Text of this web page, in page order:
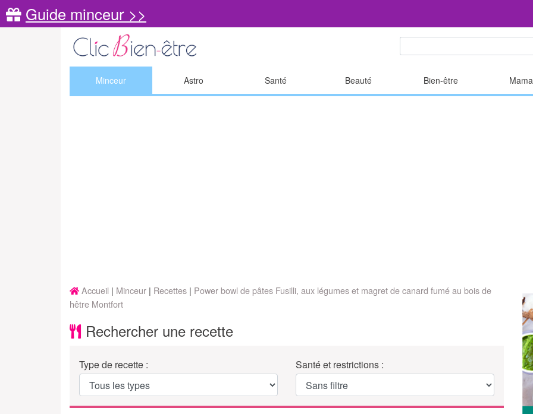
Guide minceur >>
Minceur Astro Santé Beauté Bien-être
Accueil Minceur Recettes
Power bowl de pâtes Fusilli, aux légumes et magret de canard fumé au bois de
hêtre Montfort
Rechercher une recette
Type de recette : Santé et restrictions :